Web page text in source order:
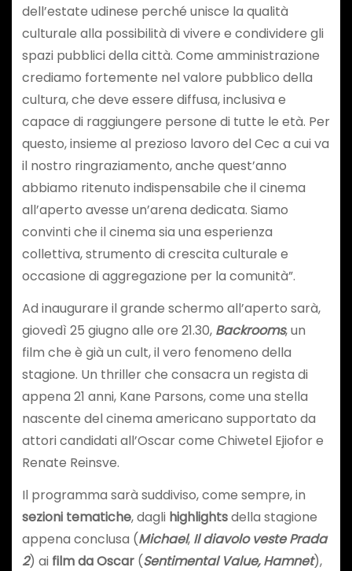
dell’estate udinese perché unisce la qualità
culturale alla possibilità di vivere e condividere gli
spazi pubblici della città. Come amministrazione
crediamo fortemente nel valore pubblico della
cultura, che deve essere diffusa, inclusiva e
capace di raggiungere persone di tutte le età. Per
questo, insieme al prezioso lavoro del Cec a cui va
il nostro ringraziamento, anche quest’anno
abbiamo ritenuto indispensabile che il cinema
all’aperto avesse un’arena dedicata. Siamo
convinti che il cinema sia una esperienza
collettiva, strumento di crescita culturale e
occasione di aggregazione per la comunità”.
Ad inaugurare il grande schermo all’aperto sarà,
giovedì 25 giugno alle ore 21.30, Backrooms, un
film che è già un cult, il vero fenomeno della
stagione. Un thriller che consacra un regista di
appena 21 anni, Kane Parsons, come una stella
nascente del cinema americano supportato da
attori candidati all’Oscar come Chiwetel Ejiofor e
Renate Reinsve.
Il programma sarà suddiviso, come sempre, in
sezioni tematiche, dagli highlightsdella stagione
appena conclusa (Michael, Il diavolo veste Prada
2) ai film da Oscar (Sentimental Value, Hamnet),